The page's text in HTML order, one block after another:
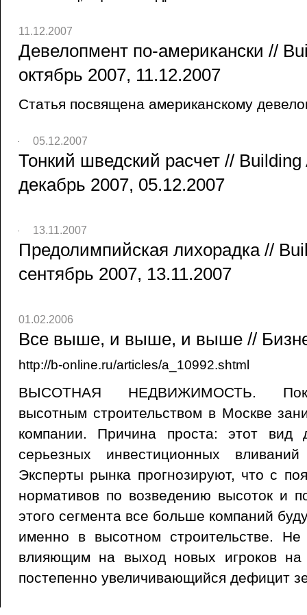
11.12.2007
Девелопмент по-американски //
октябрь 2007, 11.12.2007
Статья посвящена американскому
05.12.2007
Тонкий шведский расчет //
декабрь 2007, 05.12.2007
13.11.2007
Предолимпийская лихорадка //
сентябрь 2007, 13.11.2007
01.02.2006
Все выше, и выше, и выше //
http://b-online.ru/articles/a_10992.shtml
ВЫСОТНАЯ НЕДВИЖИМОСТЬ. Пока
высотным строительством в Москве
компании. Причина проста: этот вид
серьезных инвестиционных
Эксперты рынка прогнозируют, что с
нормативов по возведению высоток и
этого сегмента все больше компаний
именно в высотном строительстве.
влияющим на выход новых игроков на
постепенно увеличивающийся дефицит